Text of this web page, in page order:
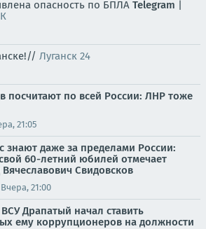
опасность по БПЛА Telegram |
Луганск 24
посчитают по всей России: ЛНР тоже
21:05
знают даже за пределами России:
60-летний юбилей отмечает
Свидовсков
Вчера, 21:00
Драпатый начал ставить
ему коррупционеров на должности